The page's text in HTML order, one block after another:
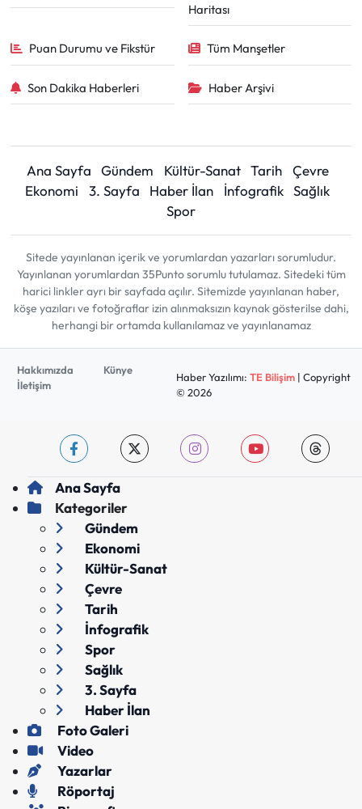
Haritası
Puan Durumu ve Fikstür Tüm Manşetler
Son Dakika Haberleri Haber Arşivi
Ana Sayfa Gündem Kültür-Sanat Tarih
Çevre
Ekonomi
3. Sayfa Haber İlan İnfografik Sağlık
Spor
Sitede yayınlanan içerik ve yorumlardan yazarları sorumludur.
Yayınlanan yorumlardan 35Punto sorumlu tutulamaz. Sitedeki tüm
harici linkler ayrı bir sayfada açılır. Sitemizde yayınlanan haber,
köşe yazıları ve fotoğraflar izin alınmaksızın kaynak gösterilse dahi,
herhangi bir ortamda kullanılamaz ve yayınlanamaz
Hakkımızda
Künye
İletişim
Haber Yazılımı: TE Bilişim| Copyright
© 2026
Ana Sayfa
Kategoriler
Gündem
Ekonomi
Kültür-Sanat
Çevre
Tarih
İnfografik
Spor
Sağlık
3. Sayfa
Haber İlan
Foto Galeri
Video
Yazarlar
Röportaj